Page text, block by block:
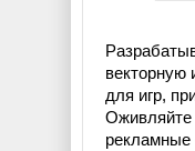
векторную
для игр,
рекламные